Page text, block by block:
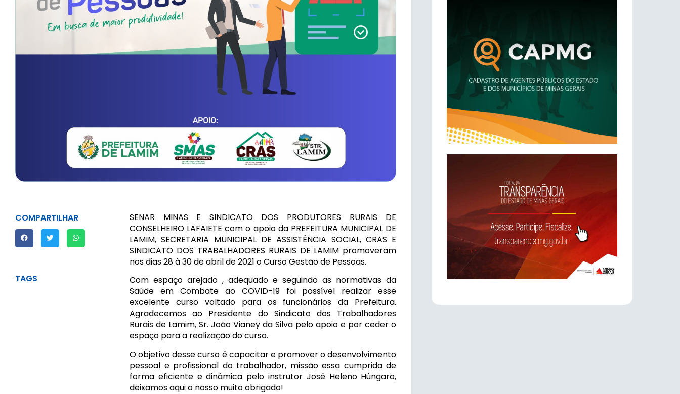
COMPARTILHAR
TAGS
SENAR MINAS E SINDICATO DOS PRODUTORES RURAIS DE
CONSELHEIRO LAFAIETE com o apoio da PREFEITURA MUNICIPAL DE
LAMIM, SECRETARIA MUNICIPAL DE ASSISTÊNCIA SOCIAL, CRAS E
SINDICATO DOS TRABALHADORES RURAIS DE LAMIM promoveram
nos dias 28 à 30 de abril de 2021 o Curso Gestão de Pessoas.
Com espaço arejado , adequado e seguindo as normativas da
Saúde em Combate ao COVID-19 foi possível realizar esse
excelente curso voltado para os funcionários da Prefeitura.
Agradecemos ao Presidente do Sindicato dos Trabalhadores
Rurais de Lamim, Sr. João Vianey da Silva pelo apoio e por ceder o
espaço para a realização do curso.
O objetivo desse curso é capacitar e promover o desenvolvimento
pessoal e profissional do trabalhador, missão essa cumprida de
forma eficiente e dinâmica pelo instrutor José Heleno Húngaro,
deixamos aqui o nosso muito obrigado!